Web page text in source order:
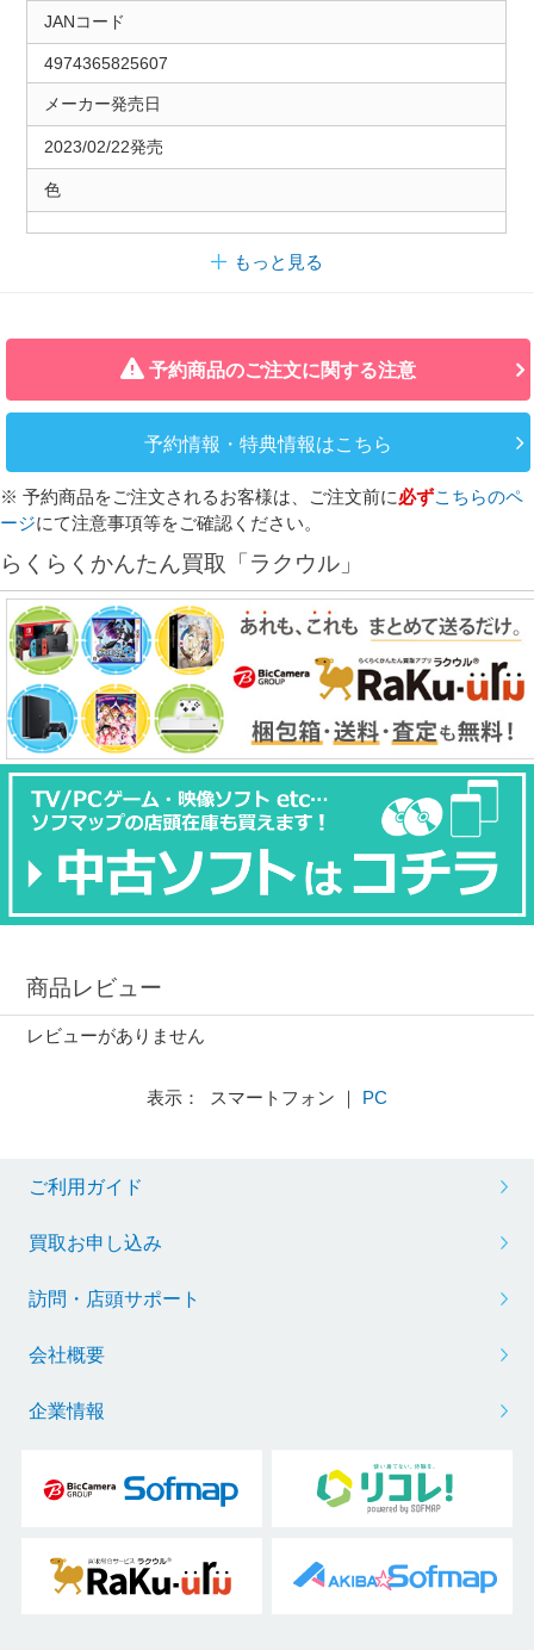
JANコード
4974365825607
メーカー発売日
2023/02/22発売
色
もっと見る
予約商品のご注文に関する注意
予約情報・特典情報はこちら
※ 予約商品をご注文されるお客様は、ご注文前に必ずこちらのペ
ージにて注意事項等をご確認ください。
らくらくかんたん買取「ラクウル」
商品レビュー
レビューがありません
表示： スマートフォン ｜ PC
ご利用ガイド
買取お申し込み
訪問・店頭サポート
会社概要
企業情報